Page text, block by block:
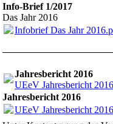
Info-Brief 1/2017
Das Jahr 2016
Infobrief Das Jahr
Jahresbericht 2016
UEeV Jahresbericht
Jahresbericht 2016
UEeV Jahresbericht